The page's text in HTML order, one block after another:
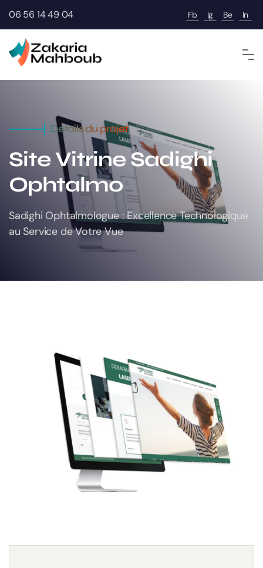
06 56 14 49 04 Fb Ig Be In
Details du projet
Site Vitrine Sadighi
Ophtalmo
Sadighi Ophtalmologue : Excellence Technologique
au Service de Votre Vue